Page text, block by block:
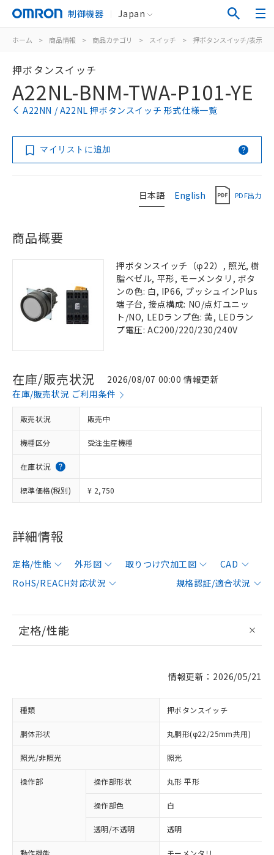
制御機器 Japan
ホーム > 商品情報 > 商品カテゴリ > スイッチ > 押ボタンスイッチ/表示灯
押ボタンスイッチ
A22NL-BNM-TWA-P101-YE
A22NN / A22NL 押ボタンスイッチ 形式仕様一覧
マイリストに追加
日本語 English PDF出力
商品概要
押ボタンスイッチ（φ22）, 照光, 樹
脂ベゼル, 平形, モーメンタリ, ボタ
ンの色: 白, IP66, プッシュインPlus
端子台, 接点構成: NO/点灯ユニッ
ト/NO, LEDランプ色: 黄, LEDラン
プ電圧: AC200/220/230/240V
在庫/販売状況
2026/08/07 00:00 情報更新
在庫/販売状況 ご利用条件
販売状況 販売中
機種区分 受注生産機種
在庫状況
標準価格(税別) ¥ 2,750
詳細情報
定格/性能 外形図 取りつけ穴加工図
CAD
RoHS/REACH対応状況
規格認証/適合状況
定格/性能
情報更新：2026/05/21
種類 押ボタンスイッチ
胴体形状 丸胴形(φ22/25mm共用)
照光/非照光 照光
操作部 操作部形状 丸形 平形
操作部色 白
透明/不透明 透明
動作機能 モーメンタリ